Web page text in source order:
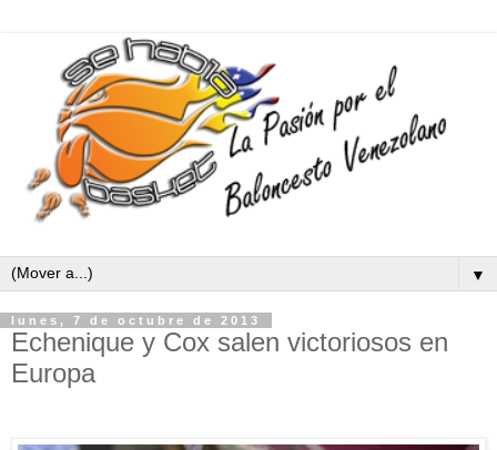
▼
lunes, 7 de octubre de 2013
Echenique y Cox salen victoriosos en
Europa